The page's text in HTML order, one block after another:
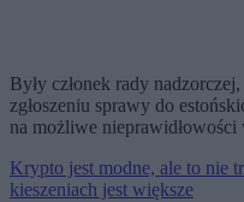
Były członek rady
zgłoszeniu sprawy do
na możliwe nieprawidłowości
Krypto jest modne, ale to nie
kieszeniach jest większe